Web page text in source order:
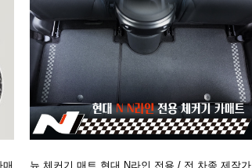
뉴 체커기 매트 현대 N라인 전용 / 전 차종 제작가